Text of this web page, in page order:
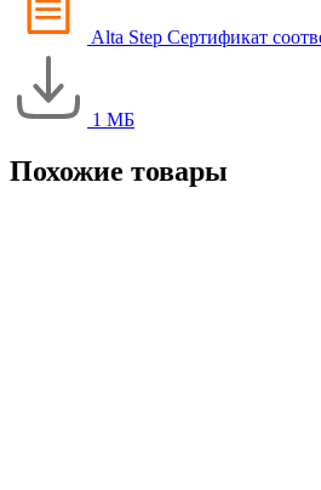
Alta Step Сертификат
1 МБ
Похожие товары